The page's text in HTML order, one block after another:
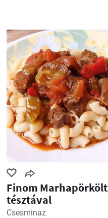
Finom Marhapörkölt
tésztával
Csesminaz